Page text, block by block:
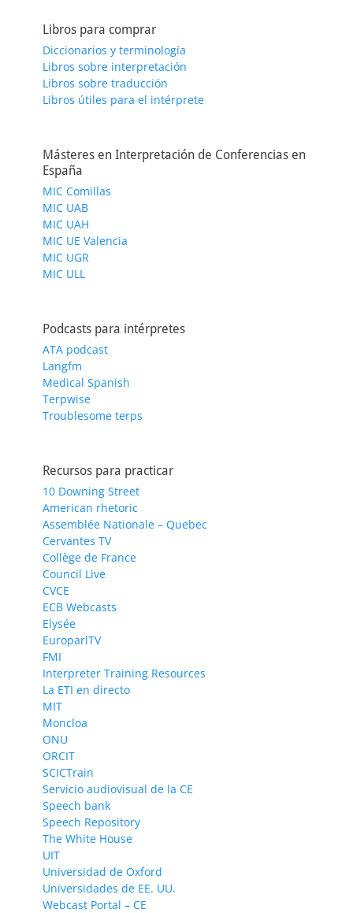
Libros para comprar
Diccionarios y terminología
Libros sobre interpretación
Libros sobre traducción
Libros útiles para el intérprete
Másteres en Interpretación de Conferencias en
España
MIC Comillas
MIC UAB
MIC UAH
MIC UE Valencia
MIC UGR
MIC ULL
Podcasts para intérpretes
ATA podcast
Langfm
Medical Spanish
Terpwise
Troublesome terps
Recursos para practicar
10 Downing Street
American rhetoric
Assemblée Nationale – Quebec
Cervantes TV
Collège de France
Council Live
CVCE
ECB Webcasts
Elysée
EuroparlTV
FMI
Interpreter Training Resources
La ETI en directo
MIT
Moncloa
ONU
ORCIT
SCICTrain
Servicio audiovisual de la CE
Speech bank
Speech Repository
The White House
UIT
Universidad de Oxford
Universidades de EE. UU.
Webcast Portal – CE